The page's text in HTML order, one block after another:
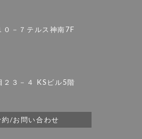
０－７テルス神南7F
２３－４ KSビル5階
約/お問い合わせ